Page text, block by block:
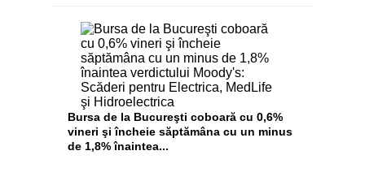
Bursa de la Bucureşti coboară cu 0,6%
vineri şi încheie săptămâna cu un minus
de 1,8% înaintea...